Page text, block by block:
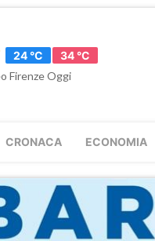
24 °C
34 °C
Firenze Oggi
CRONACA ECONOMIA